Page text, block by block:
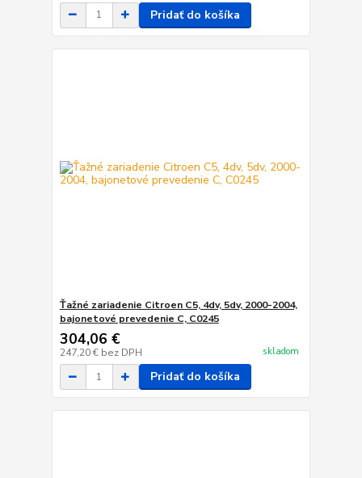
Pridať do košíka
Ťažné zariadenie Citroen C5, 4dv, 5dv, 2000-2004,
bajonetové prevedenie C, C0245
304,06 €
247,20 € bez DPH skladom
Pridať do košíka